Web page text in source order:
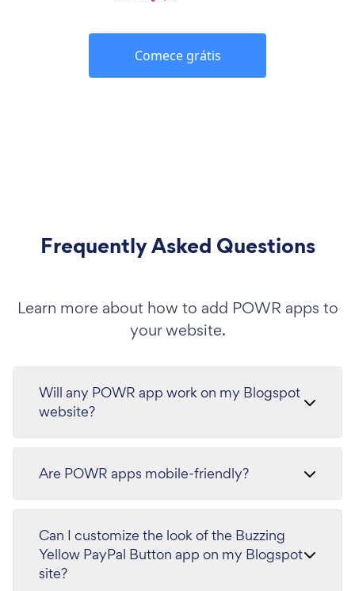
Comece grátis
Frequently Asked Questions
Learn more about how to add POWR apps to
your website.
Will any POWR app work on my Blogspot
website?
Are POWR apps mobile-friendly?
Can I customize the look of the Buzzing
Yellow PayPal Button app on my Blogspot
site?